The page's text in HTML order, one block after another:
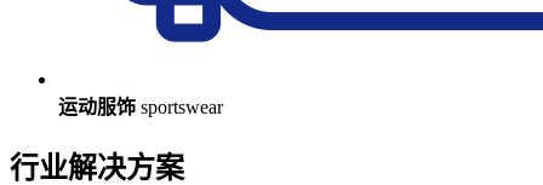
运动服饰 sportswear
行业解决方案